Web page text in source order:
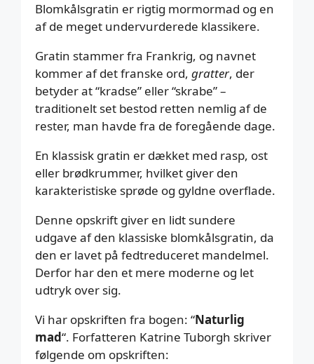
Blomkålsgratin er rigtig mormormad og en
af de meget undervurderede klassikere.
Gratin stammer fra Frankrig, og navnet
kommer af det franske ord, gratter, der
betyder at “kradse” eller “skrabe” –
traditionelt set bestod retten nemlig af de
rester, man havde fra de foregående dage.
En klassisk gratin er dækket med rasp, ost
eller brødkrummer, hvilket giver den
karakteristiske sprøde og gyldne overflade.
Denne opskrift giver en lidt sundere
udgave af den klassiske blomkålsgratin, da
den er lavet på fedtreduceret mandelmel.
Derfor har den et mere moderne og let
udtryk over sig.
Vi har opskriften fra bogen: “Naturlig
mad“. Forfatteren Katrine Tuborgh skriver
følgende om opskriften: